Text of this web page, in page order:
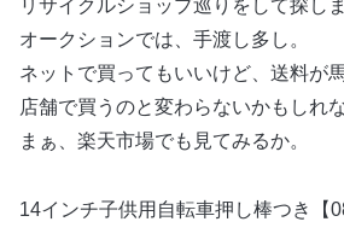
リサイクルショップ巡りをして探し
オークションでは、手渡し多し。
ネットで買ってもいいけど、送料が
店舗で買うのと変わらないかもしれな
まぁ、楽天市場でも見てみるか。
14インチ子供用自転車押し棒つき【